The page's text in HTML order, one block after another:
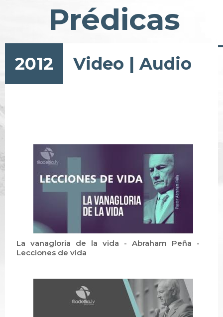
Prédicas
2012 Video | Audio
La vanagloria de la vida - Abraham Peña -
Lecciones de vida
Paginación